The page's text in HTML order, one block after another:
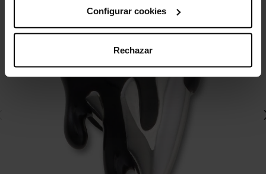
Configurar cookies
Rechazar